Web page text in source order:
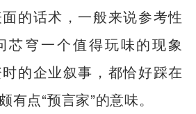
的话术，一般来说参考性
芯穹一个值得玩味的现象
的企业叙事，都恰好踩在
有点“预言家”的意味。